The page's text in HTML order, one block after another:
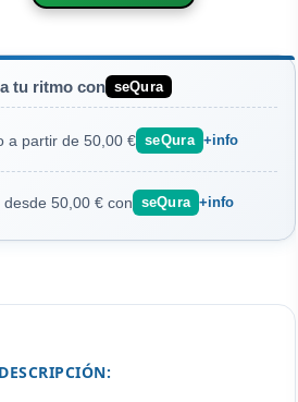
tu ritmo con seQura
a partir de 50,00 € seQura +info
50,00 € con seQura +info
DESCRIPCIÓN: